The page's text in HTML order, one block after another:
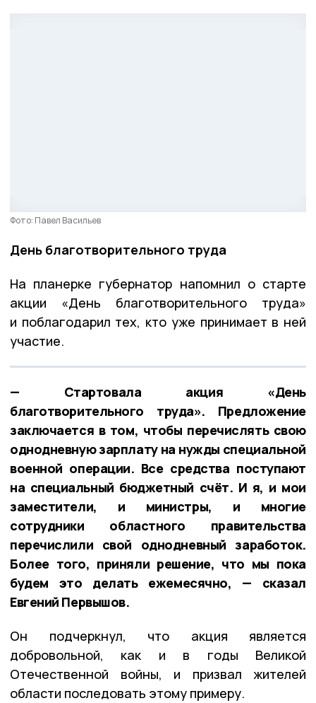
Фото: Павел Васильев
День благотворительного труда
На планерке губернатор напомнил о старте
акции «День благотворительного труда»
и поблагодарил тех, кто уже принимает в ней
участие.
— Стартовала акция «День
благотворительного труда». Предложение
заключается в том, чтобы перечислять свою
однодневную зарплату на нужды специальной
военной операции. Все средства поступают
на специальный бюджетный счёт. И я, и мои
заместители, и министры, и многие
сотрудники областного правительства
перечислили свой однодневный заработок.
Более того, приняли решение, что мы пока
будем это делать ежемесячно, — сказал
Евгений Первышов.
Он подчеркнул, что акция является
добровольной, как и в годы Великой
Отечественной войны, и призвал жителей
области последовать этому примеру.